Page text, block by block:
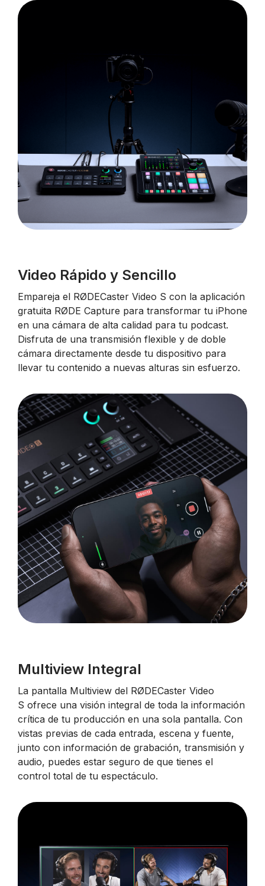
Video Rápido y Sencillo
Empareja el RØDECaster Video S con la aplicación
gratuita RØDE Capture para transformar tu iPhone
en una cámara de alta calidad para tu podcast.
Disfruta de una transmisión flexible y de doble
cámara directamente desde tu dispositivo para
llevar tu contenido a nuevas alturas sin esfuerzo.
Multiview Integral
La pantalla Multiview del RØDECaster Video
S ofrece una visión integral de toda la información
crítica de tu producción en una sola pantalla. Con
vistas previas de cada entrada, escena y fuente,
junto con información de grabación, transmisión y
audio, puedes estar seguro de que tienes el
control total de tu espectáculo.